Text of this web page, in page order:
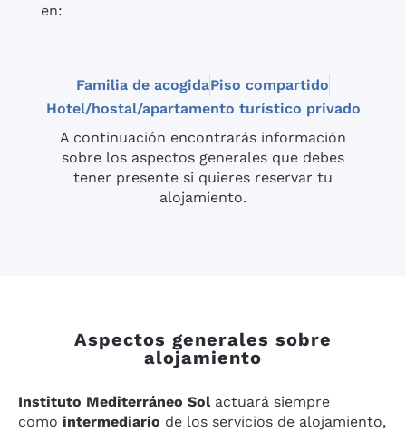
en:
Familia de acogidaPiso compartido
Hotel/hostal/apartamento turístico privado
A continuación encontrarás información
sobre los aspectos generales que debes
tener presente si quieres reservar tu
alojamiento.
Aspectos generales sobre
alojamiento
Instituto Mediterráneo Solactuará siempre
como intermediario de los servicios de alojamiento,